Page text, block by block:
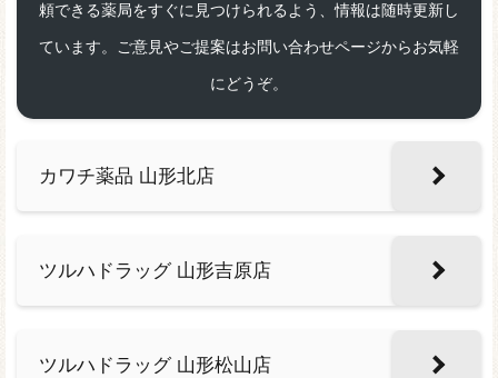
頼できる薬局をすぐに見つけられるよう、情報は随時更新し
ています。ご意見やご提案はお問い合わせページからお気軽
にどうぞ。
カワチ薬品 山形北店
ツルハドラッグ 山形吉原店
ツルハドラッグ 山形松山店